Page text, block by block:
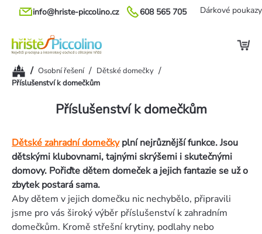
Přejít
608 565 705
info@hriste-piccolino.cz Dárkové poukazy
Domů/ Osobní řešení / Dětské domečky /
Příslušenství k domečkům
Příslušenství k domečkům
Dětské zahradní domečky plní nejrůznější funkce. Jsou
dětskými klubovnami, tajnými skrýšemi i skutečnými
domovy. Pořiďte dětem domeček a jejich fantazie se už o
zbytek postará sama.
Aby dětem v jejich domečku nic nechybělo, připravili
jsme pro vás široký výběr příslušenství k zahradním
domečkům. Kromě střešní krytiny, podlahy nebo